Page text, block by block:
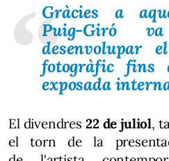
Gràcies a
Puig-Giró
desenvolupar
fotogràfic fins
exposada
El divendres 22 de juliol,
el torn de la